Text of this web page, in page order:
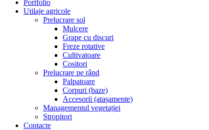
Portfolio
Utilaje agricole
Prelucrare sol
Mulcere
Grape cu discuri
Freze rotative
Cultivatoare
Cositori
Prelucrare pe rând
Palpatoare
Corpuri (baze)
Accesorii (atașamente)
Managementul vegetației
Stropitori
Contacte